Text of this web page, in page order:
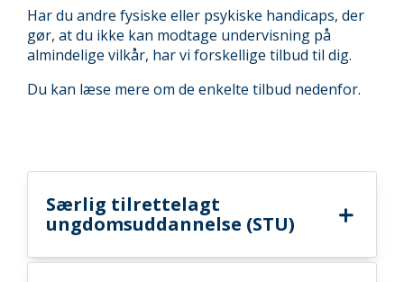
Har du andre fysiske eller psykiske handicaps, der
gør, at du ikke kan modtage undervisning på
almindelige vilkår, har vi forskellige tilbud til dig.
Du kan læse mere om de enkelte tilbud nedenfor.
Særlig tilrettelagt
ungdomsuddannelse (STU)